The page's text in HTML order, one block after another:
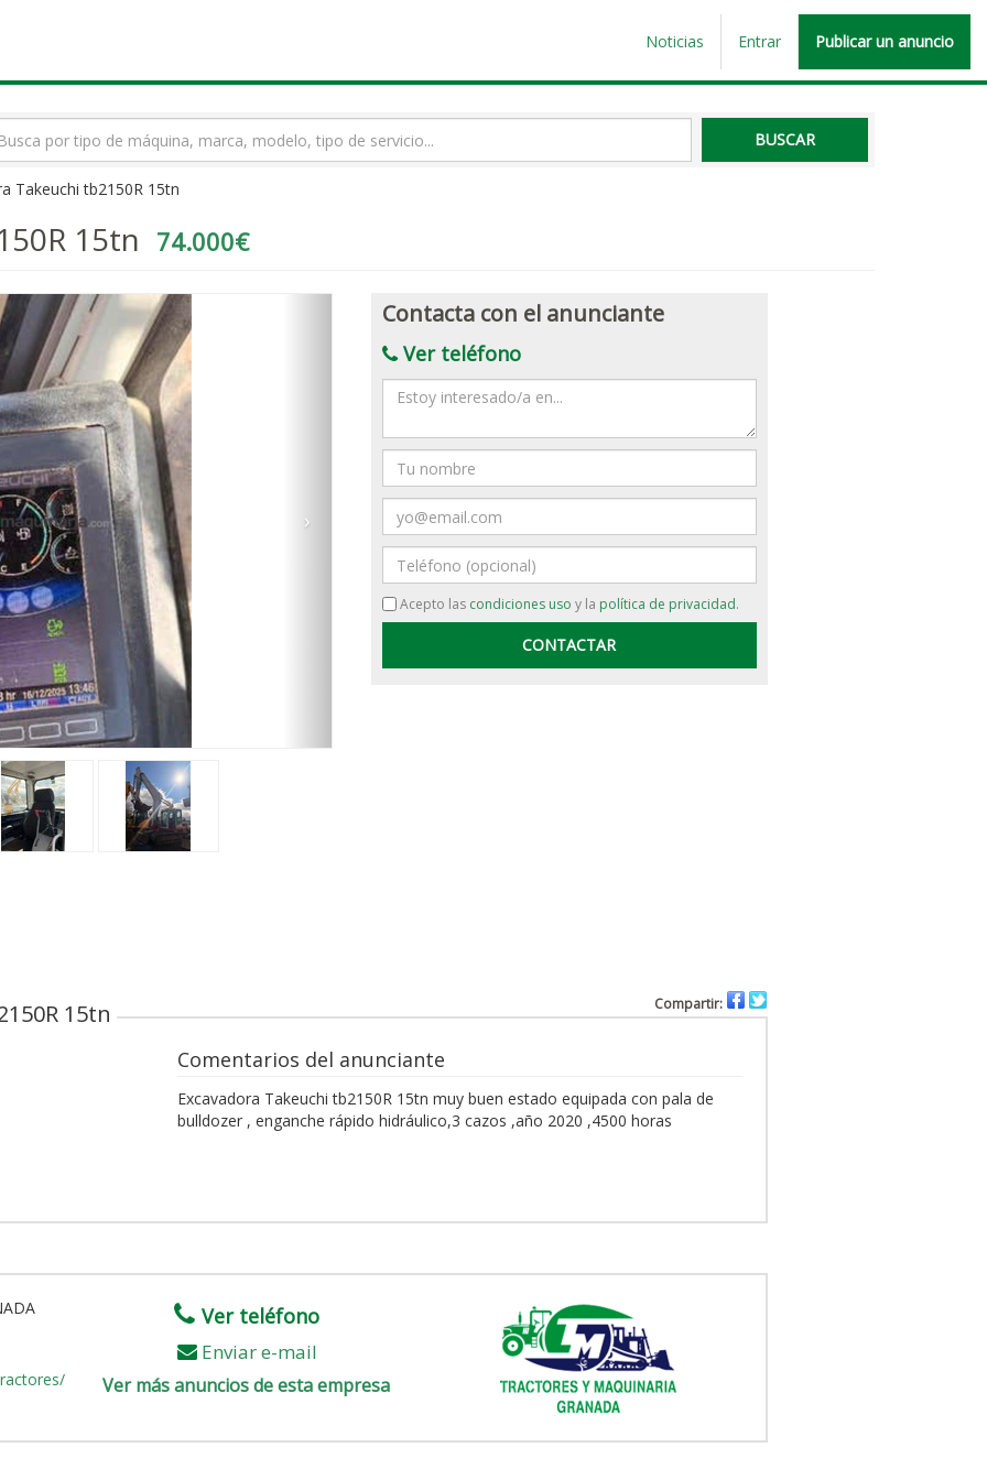
Noticias Entrar Publicar un anuncio
Takeuchi tb2150R 15tn
15tn 74.000€
›
Contacta con el anunciante
Ver teléfono
Mensaje
Nombre
Email
Teléfono
Acepto las condiciones uso y la política de privacidad.
15tn Compartir:
Comentarios del anunciante
Excavadora Takeuchi tb2150R 15tn muy buen estado equipada con pala de
bulldozer , enganche rápido hidráulico,3 cazos ,año 2020 ,4500 horas
Ver teléfono
Enviar e-mail
Ver más anuncios de esta empresa